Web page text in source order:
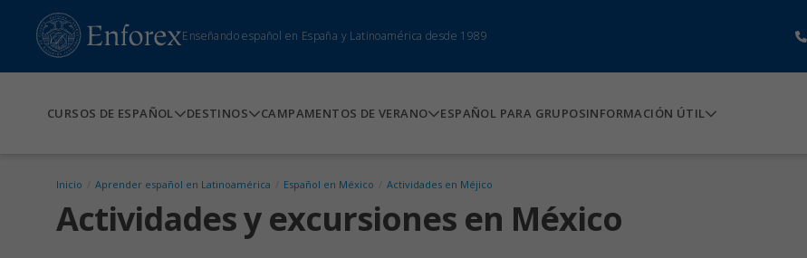
Enseñando español en España y Latinoamérica desde 1989
CURSOS DE ESPAÑOL DESTINOS CAMPAMENTOS DE VERANO ESPAÑOL PARA GRUPOSINFORMACIÓN ÚTIL
Inicio Aprender español en Latinoamérica Español en México Actividades en Méjico
Actividades y excursiones en México